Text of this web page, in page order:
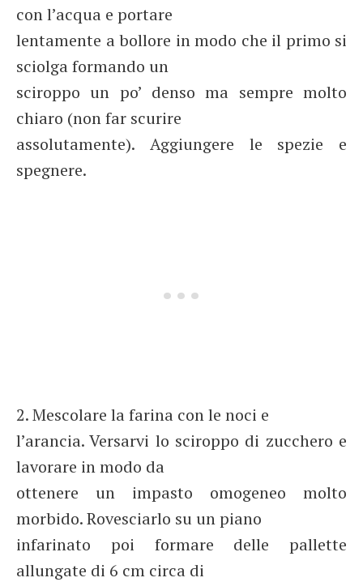
con l’acqua e portare
lentamente a bollore in modo che il primo si
sciolga formando un
sciroppo un po’ denso ma sempre molto
chiaro (non far scurire
assolutamente). Aggiungere le spezie e
spegnere.
2. Mescolare la farina con le noci e
l’arancia. Versarvi lo sciroppo di zucchero e
lavorare in modo da
ottenere un impasto omogeneo molto
morbido. Rovesciarlo su un piano
infarinato poi formare delle pallette
allungate di 6 cm circa di